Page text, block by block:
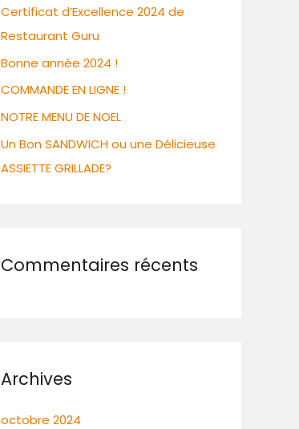
Certificat d’Excellence 2024 de
Restaurant Guru
Bonne année 2024 !
COMMANDE EN LIGNE !
NOTRE MENU DE NOEL
Un Bon SANDWICH ou une Délicieuse
ASSIETTE GRILLADE?
Commentaires récents
Archives
octobre 2024